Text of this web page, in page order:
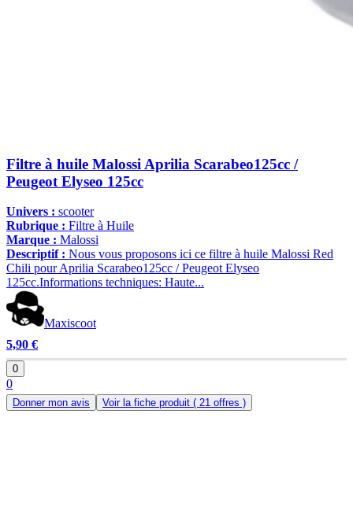
Filtre à huile Malossi Aprilia Scarabeo125cc /
Peugeot Elyseo 125cc
Univers : scooter
Rubrique : Filtre à Huile
Marque : Malossi
Descriptif : Nous vous proposons ici ce filtre à huile Malossi Red
Chili pour Aprilia Scarabeo125cc / Peugeot Elyseo
125cc.Informations techniques: Haute...
Maxiscoot
5,90 €
0
0
Donner mon avis Voir la fiche produit ( 21 offres )